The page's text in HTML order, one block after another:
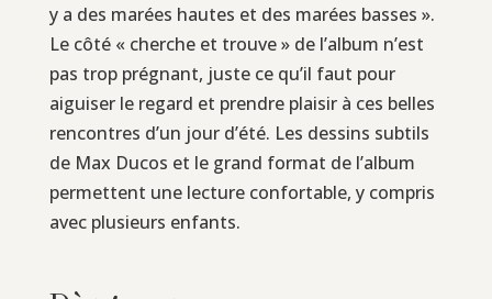
y a des marées hautes et des marées basses ».
Le côté « cherche et trouve » de l’album n’est
pas trop prégnant, juste ce qu’il faut pour
aiguiser le regard et prendre plaisir à ces belles
rencontres d’un jour d’été. Les dessins subtils
de Max Ducos et le grand format de l’album
permettent une lecture confortable, y compris
avec plusieurs enfants.